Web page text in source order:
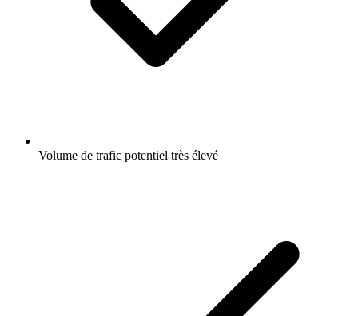
Volume de trafic potentiel très élevé